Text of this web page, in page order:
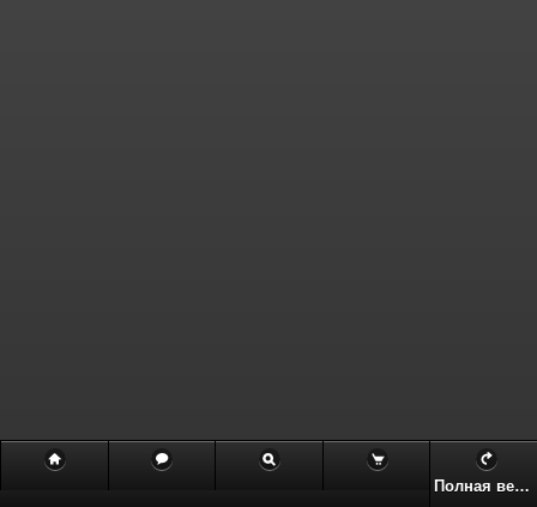
Полная версия сайта